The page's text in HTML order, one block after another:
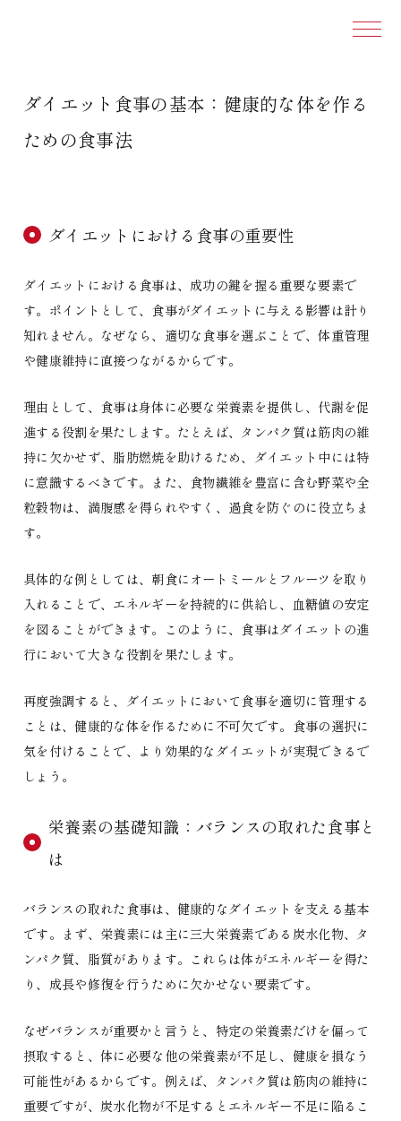
本文ま
ダイエット食事の基本：健康的な体を作る
ための食事法
ダイエットにおける食事の重要性
ダイエットにおける食事は、成功の鍵を握る重要な要素で
す。ポイントとして、食事がダイエットに与える影響は計り
知れません。なぜなら、適切な食事を選ぶことで、体重管理
や健康維持に直接つながるからです。
理由として、食事は身体に必要な栄養素を提供し、代謝を促
進する役割を果たします。たとえば、タンパク質は筋肉の維
持に欠かせず、脂肪燃焼を助けるため、ダイエット中には特
に意識するべきです。また、食物繊維を豊富に含む野菜や全
粒穀物は、満腹感を得られやすく、過食を防ぐのに役立ちま
す。
具体的な例としては、朝食にオートミールとフルーツを取り
入れることで、エネルギーを持続的に供給し、血糖値の安定
を図ることができます。このように、食事はダイエットの進
行において大きな役割を果たします。
再度強調すると、ダイエットにおいて食事を適切に管理する
ことは、健康的な体を作るために不可欠です。食事の選択に
気を付けることで、より効果的なダイエットが実現できるで
しょう。
栄養素の基礎知識：バランスの取れた食事と
は
バランスの取れた食事は、健康的なダイエットを支える基本
です。まず、栄養素には主に三大栄養素である炭水化物、タ
ンパク質、脂質があります。これらは体がエネルギーを得た
り、成長や修復を行うために欠かせない要素です。
なぜバランスが重要かと言うと、特定の栄養素だけを偏って
摂取すると、体に必要な他の栄養素が不足し、健康を損なう
可能性があるからです。例えば、タンパク質は筋肉の維持に
重要ですが、炭水化物が不足するとエネルギー不足に陥るこ